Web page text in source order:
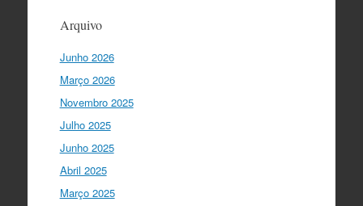
coesão…
Ciência Viva
"Para mim, a criação do Ministério da
Ciência foi o momento fundamental
para a mudança do ensino em Portugal,
I Gulbenkian Ciência
Arquivo
Junho 2026
Março 2026
Novembro 2025
Julho 2025
Junho 2025
Abril 2025
Março 2025